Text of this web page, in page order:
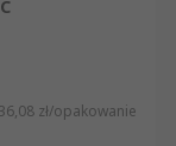
zł/opakowanie